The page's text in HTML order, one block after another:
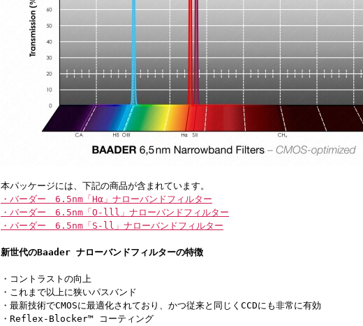
本パッケージには、下記の商品が含まれています。
・バーダー 6.5nm「Hα」ナローバンドフィルター
・バーダー 6.5nm「O-lll」ナローバンドフィルター
・バーダー 6.5nm「S-ll」ナローバンドフィルター
新世代のBaader ナローバンドフィルターの特徴
・コントラストの向上
・これまで以上に狭いパスバンド
・最新技術でCMOSに最適化されており、かつ従来と同じくCCDにも非常に有効
・Reflex-Blocker™ コーティング